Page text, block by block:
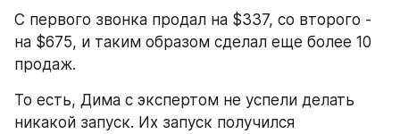
С первого звонка продал на $337, со второго -
на $675, и таким образом сделал еще более 10
продаж.
То есть, Дима с экспертом не успели делать
никакой запуск. Их запуск получился